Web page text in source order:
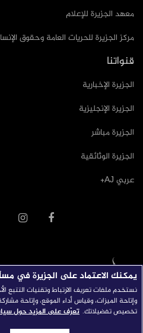
معهد الجزيرة للإعلام
مركز الجزيرة للحريات العامة وحقوق
قنواتنا
الجزيرة الإخبارية
الجزيرة الإنجليزية
الجزيرة مباشر
الجزيرة الوثائقية
عربي AJ+
جميع الحقوق محفوظة © 2026 شبكة الجزيرة الاعلامية
يمكنك الاعتماد على الجزيرة في
نستخدم ملفات تعريف الارتباط وتقنيات التتبع
وإتاحة الميزات، وقياس أداء الموقع، وإتاحة
تخصيص تفضيلاتك. تعرّف على المزيد حول